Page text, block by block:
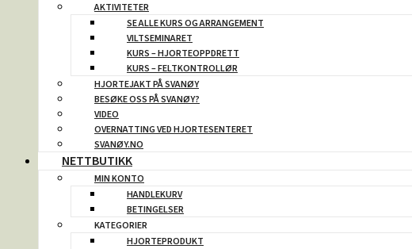
AKTIVITETER
SE ALLE KURS OG ARRANGEMENT
VILTSEMINARET
KURS – HJORTEOPPDRETT
KURS – FELTKONTROLLØR
HJORTEJAKT PÅ SVANØY
BESØKE OSS PÅ SVANØY?
VIDEO
OVERNATTING VED HJORTESENTERET
SVANØY.NO
NETTBUTIKK
MIN KONTO
HANDLEKURV
BETINGELSER
KATEGORIER
HJORTEPRODUKT